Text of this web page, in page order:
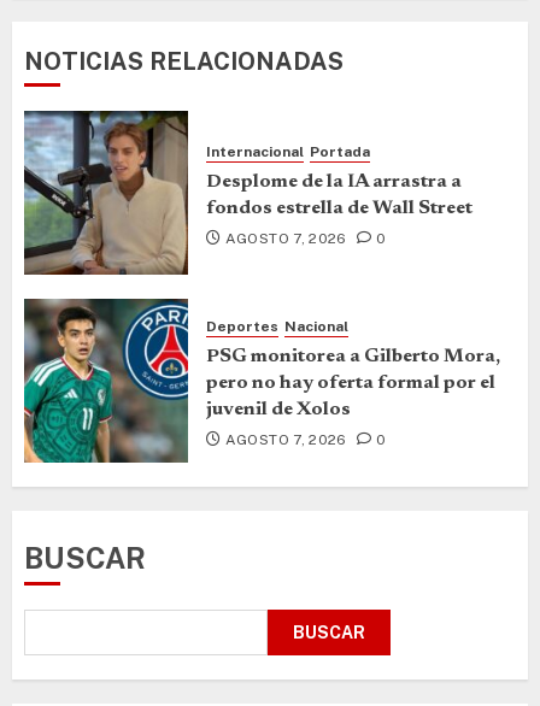
NOTICIAS RELACIONADAS
Internacional Portada
Desplome de la IA arrastra a
fondos estrella de Wall Street
AGOSTO 7, 2026 0
Deportes Nacional
PSG monitorea a Gilberto Mora,
pero no hay oferta formal por el
juvenil de Xolos
AGOSTO 7, 2026 0
BUSCAR
BUSCAR